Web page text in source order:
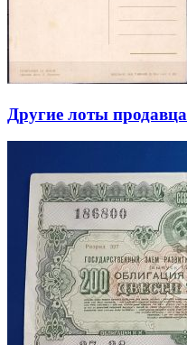
Другие лоты продавца